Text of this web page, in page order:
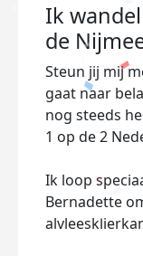
Ik
de
Steun jij mij
gaat naar
nog steeds
1 op de 2
Ik loop
Bernadette